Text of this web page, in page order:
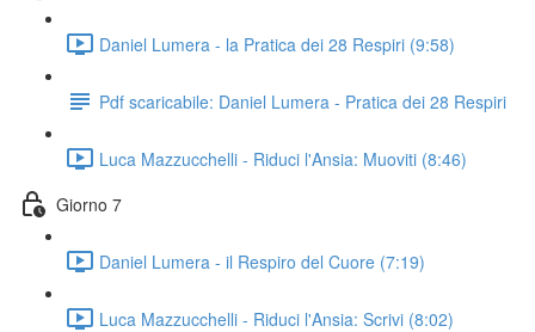
Daniel Lumera - la Pratica dei 28 Respiri (9:58)
Pdf scaricabile: Daniel Lumera - Pratica dei 28 Respiri
Luca Mazzucchelli - Riduci l'Ansia: Muoviti (8:46)
Giorno 7
Daniel Lumera - il Respiro del Cuore (7:19)
Luca Mazzucchelli - Riduci l'Ansia: Scrivi (8:02)